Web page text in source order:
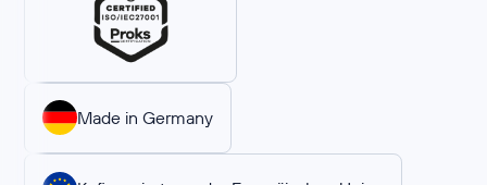
Made in Germany